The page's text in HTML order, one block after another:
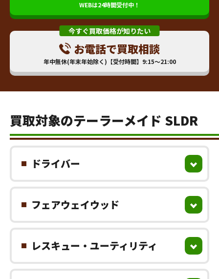
WEBは24時間受付中！
今すぐ買取価格が知りたい
お電話で買取相談
年中無休(年末年始除く)【受付時間】9:15～21:00
買取対象のテーラーメイド SLDR
ドライバー
フェアウェイウッド
レスキュー・ユーティリティ